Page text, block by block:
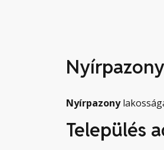
Nyírpazony
Település